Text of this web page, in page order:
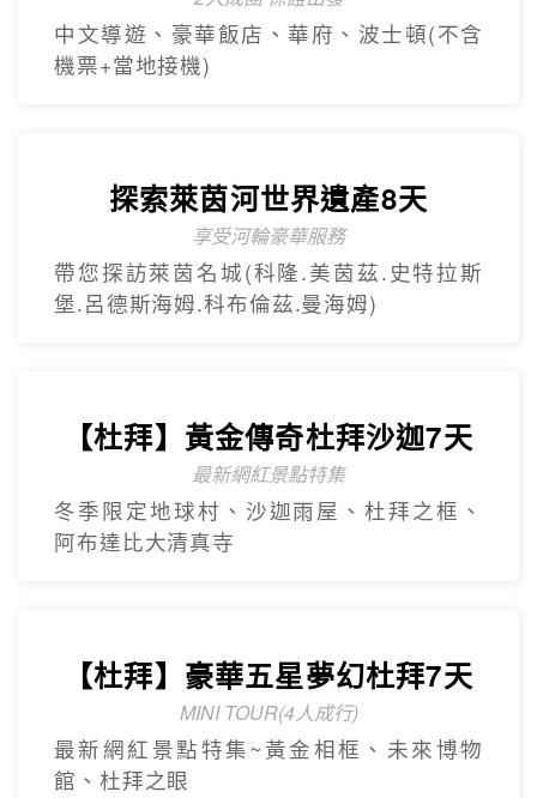
中文導遊、豪華飯店、華府、波士頓(不含
機票+當地接機)
探索萊茵河世界遺產8天
享受河輪豪華服務
帶您探訪萊茵名城(科隆.美茵茲.史特拉斯
堡.呂德斯海姆.科布倫茲.曼海姆)
【杜拜】黃金傳奇杜拜沙迦7天
最新網紅景點特集
冬季限定地球村、沙迦⾬屋、杜拜之框、
阿布達比大清真寺
【杜拜】豪華五星夢幻杜拜7天
MINI TOUR(4人成行)
最新網紅景點特集~黃金相框、未來博物
館、杜拜之眼